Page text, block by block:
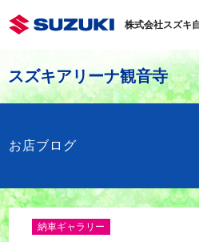
株式会社スズキ
スズキアリーナ観音寺
お店ブログ
納車ギャラリー